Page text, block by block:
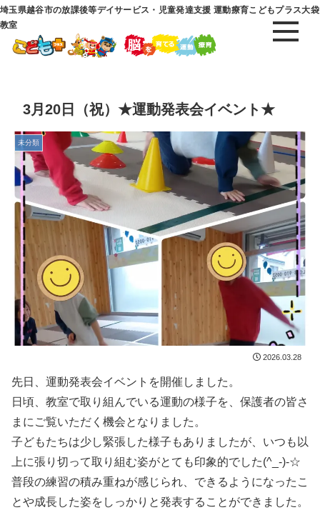
埼玉県越谷市の放課後等デイサービス・児童発達支援 運動療育こどもプラス大袋
教室
3月20日（祝）★運動発表会イベント★
未分類
2026.03.28
先日、運動発表会イベントを開催しました。
日頃、教室で取り組んでいる運動の様子を、保護者の皆さ
まにご覧いただく機会となりました。
子どもたちは少し緊張した様子もありましたが、いつも以
上に張り切って取り組む姿がとても印象的でした(^_-)-☆
普段の練習の積み重ねが感じられ、できるようになったこ
とや成長した姿をしっかりと発表することができました。